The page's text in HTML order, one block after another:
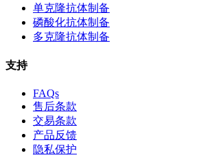
单克隆抗体制备
磷酸化抗体制备
多克隆抗体制备
支持
FAQs
售后条款
交易条款
产品反馈
隐私保护